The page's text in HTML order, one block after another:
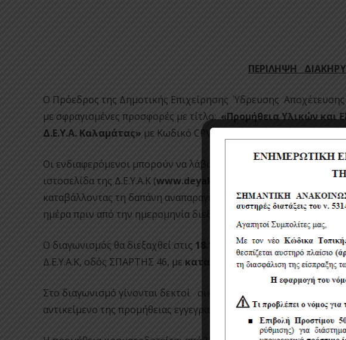
ΠΕΡΙΛΗΨΗ
Ο Πρόεδρος της Δημοτικής Επιχείρησης Ύδρευσης
με σφραγισμένες προσφορές με τίτλο:«Προμήθεια Υλικών και
Δ.Ε.Υ.Α. Καλαμάτας» με Κωδικό CPV:
Οι ενδιαφερόμενοι μπορούν να λάβουν γνώση της διακήρυξης
ιστοσελίδα της Δ.Ε.Υ.Α.Κ (www.deya
) ή να τα
καταβάλλοντας τη δαπάνη αναπαραγωγής τους, που ανέρχεται
ημέρα πριν από την ημερομηνία διεξαγωγής του διαγωνισμού.
Ο διαγωνισμός θα διεξαχθεί στις 18.1.2021ημέραΔευτέρα
Δ.Ε.Υ.Α.K, οδός ΣΠΑΡΤΗΣ 46, με καταληκτική ώρα υποβολής
Στο διαγωνισμό γίνονται δεκτοί οικονομικοί φορείς, φυσικά ή
αντικείμενο της προμήθειας εγγεγραμμένοι σε αντίστοιχα